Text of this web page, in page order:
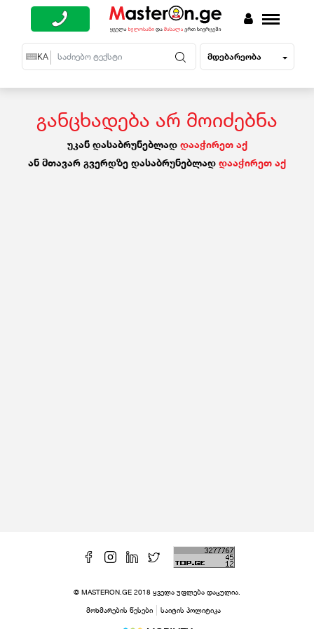
EN KA RU მდებარეობა
განცხადება არ მოიძებნა
უკან დასაბრუნებლად დააჭირეთ აქ
ან მთავარ გვერდზე დასაბრუნებლად დააჭირეთ აქ
© MASTERON.GE 2018 ყველა უფლება დაცულია.
მოხმარების წესები საიტის პოლიტიკა